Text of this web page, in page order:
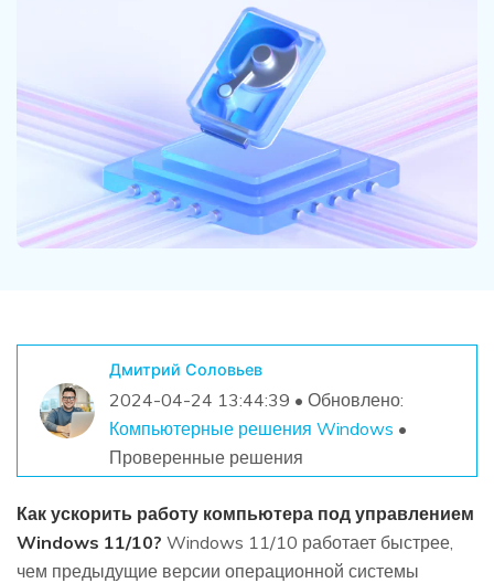
Дмитрий Соловьев
2024-04-24 13:44:39 • Обновлено:
Компьютерные решения Windows •
Проверенные решения
Как ускорить работу компьютера под управлением
Windows 11/10? Windows 11/10 работает быстрее,
чем предыдущие версии операционной системы